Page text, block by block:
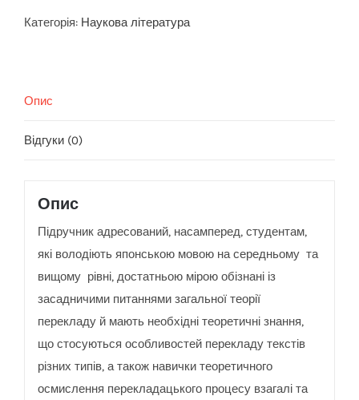
практичний
Категорія: Наукова література
Опис
Відгуки (0)
Опис
Підручник адресований, насамперед, студентам,
які володіють японською мовою на середньому та
вищому рівні, достатньою мірою обізнані із
засадничими питаннями загальної теорії
перекладу й мають необхідні теоретичні знання,
що стосуються особливостей перекладу текстів
різних типів, а також навички теоретичного
осмислення перекладацького процесу взагалі та